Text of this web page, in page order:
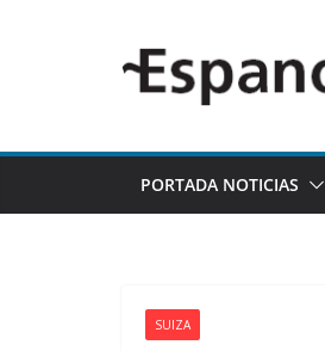
PORTADA NOTICIAS
SUIZA